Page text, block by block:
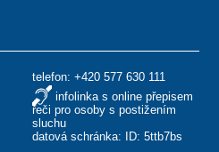
telefon: +420 577 630 111
infolinka s online přepisem
řeči pro osoby s postižením
sluchu
datová schránka: ID: 5ttb7bs